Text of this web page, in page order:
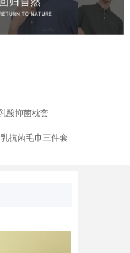
酸抑菌枕套
抗菌毛巾三件套